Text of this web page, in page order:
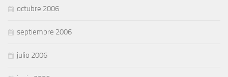
octubre 2006
septiembre 2006
julio 2006